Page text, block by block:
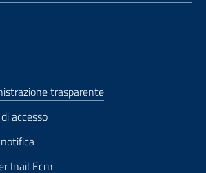
trasparente
accesso
Inail Ecm